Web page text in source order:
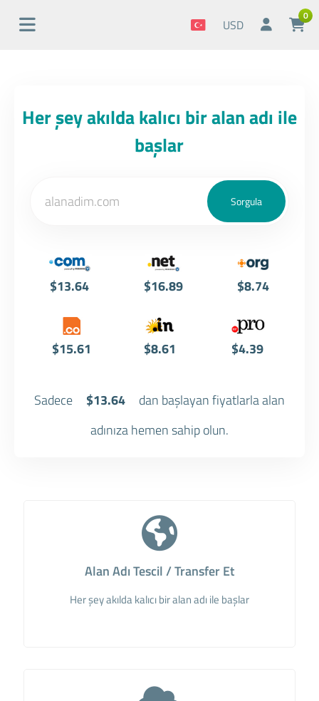
USD
0
Her şey akılda kalıcı bir alan adı ile
başlar
$13.64 $16.89 $8.74
$15.61 $8.61 $4.39
Sadece $13.64
dan başlayan fiyatlarla alan
adınıza hemen sahip olun.
Alan Adı Tescil / Transfer Et
Her şey akılda kalıcı bir alan adı ile başlar